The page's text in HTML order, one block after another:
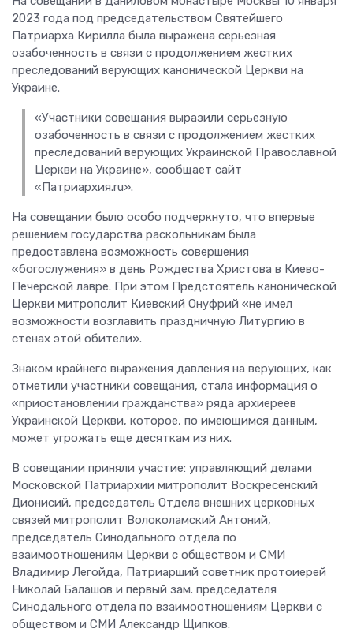
2023 года под председательством Святейшего
Патриарха Кирилла была выражена серьезная
озабоченность в связи с продолжением жестких
преследований верующих канонической Церкви на
Украине.
«Участники совещания выразили серьезную
озабоченность в связи с продолжением жестких
преследований верующих Украинской Православной
Церкви на Украине», сообщает сайт
«Патриархия.ru».
На совещании было особо подчеркнуто, что впервые
решением государства раскольникам была
предоставлена возможность совершения
«богослужения» в день Рождества Христова в Киево-
Печерской лавре. При этом Предстоятель канонической
Церкви митрополит Киевский Онуфрий «не имел
возможности возглавить праздничную Литургию в
стенах этой обители».
Знаком крайнего выражения давления на верующих, как
отметили участники совещания, стала информация о
«приостановлении гражданства» ряда архиереев
Украинской Церкви, которое, по имеющимся данным,
может угрожать еще десяткам из них.
В совещании приняли участие: управляющий делами
Московской Патриархии митрополит Воскресенский
Дионисий, председатель Отдела внешних церковных
связей митрополит Волоколамский Антоний,
председатель Синодального отдела по
взаимоотношениям Церкви с обществом и СМИ
Владимир Легойда, Патриарший советник протоиерей
Николай Балашов и первый зам. председателя
Синодального отдела по взаимоотношениям Церкви с
обществом и СМИ Александр Щипков.